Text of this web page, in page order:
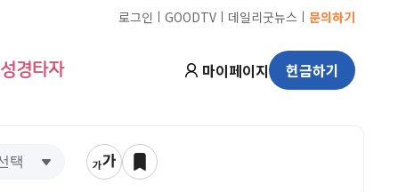
로그인 ㅣ GOODTV ㅣ 데일리굿뉴스 ㅣ 문의하기
성경타자 마이페이지 헌금하기